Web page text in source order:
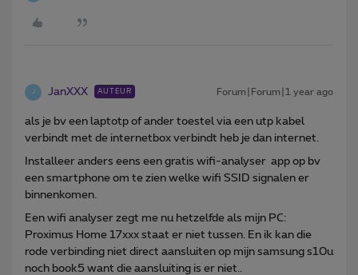
J JanXXX AUTEUR Forum|Forum|1 year ago
als je bv een laptotp of ander toestel via een utp kabel
verbindt met de internetbox verbindt heb je dan internet.
Installeer anders eens een gratis wifi-analyser app op bv
een smartphone om te zien welke wifi SSID signalen er
binnenkomen.
Een wifi analyser zegt me nu hetzelfde als mijn PC:
Proximus Home 17xxx staat er niet tussen. En ik kan die
rode verbinding niet direct aansluiten op mijn samsung s10u
noch book5 want die aansluiting is er niet..